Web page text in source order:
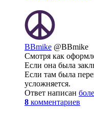
BBmike @BBmike
Смотря как
Если она была
Если там была
усложняется.
Ответ написан
8 комментариев